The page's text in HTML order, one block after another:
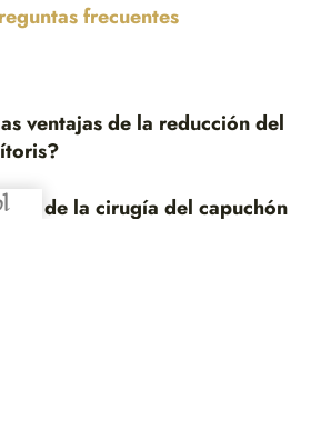
frecuentes
ventajas de la reducción del
de la cirugía del capuchón